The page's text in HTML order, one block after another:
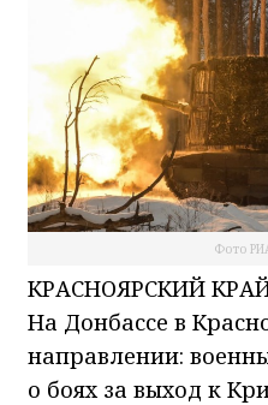
Фото
КРАСНОЯРСКИЙ
На Донбассе в
направлении:
о боях за выход к